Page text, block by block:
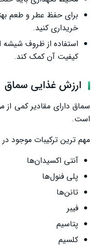
برای حفظ عطر و طعم
خریداری کنید.
استفاده از ظروف شیشه‌
کیفیت آن کمک کند.
ارزش غذایی سماق
سماق دارای مقادیر کمی از
است.
مهم‌ ترین ترکیبات موجود
آنتی ‌اکسیدان‌ها
پلی ‌فنول‌ها
تانن‌ها
فیبر
پتاسیم
کلسیم